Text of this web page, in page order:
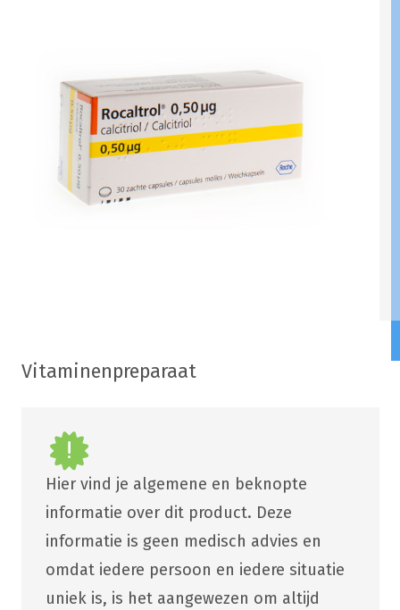
Vitaminenpreparaat
Hier vind je algemene en beknopte
informatie over dit product. Deze
informatie is geen medisch advies en
omdat iedere persoon en iedere situatie
uniek is, is het aangewezen om altijd